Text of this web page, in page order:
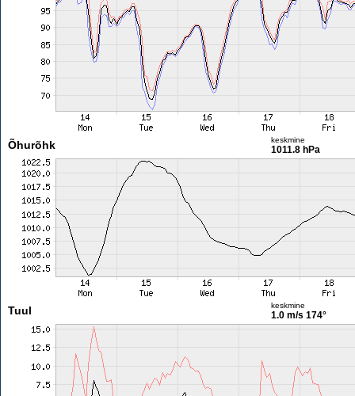
Õhurõhk keskmine
1011.8 hPa
Tuul keskmine
1.0 m/s 174°